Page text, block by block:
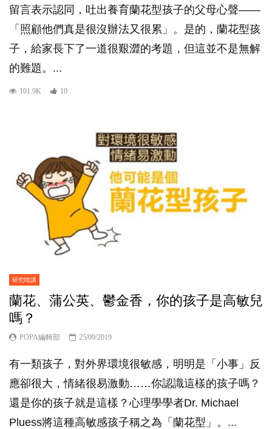
留言表示認同，吐出養育蘭花型孩子的父母心聲——
「照顧他們真是很沒辦法又很累」。是的，蘭花型孩
子，給家長下了一道很艱澀的考題，但這並不是無解
的難題。...
101.9K 10
研究咁講
蘭花、蒲公英、鬱金香，你的孩子是高敏兒
嗎？
POPA編輯部 25/09/2019
有一類孩子，對外界環境很敏感，明明是「小事」反
應卻很大，情緒很易激動……你認識這樣的孩子嗎？
還是你的孩子就是這樣？心理學學者Dr. Michael
Pluess將這種高敏感孩子稱之為「蘭花型」。...